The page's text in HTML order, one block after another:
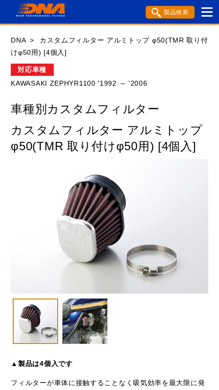
製品検索
車種検索
HONDA YAMAHA SUZUKI
KAWASAKI APRILIA BENELLI
BSA BUELL DUCATI GASGAS
GILERA HARLEY DAVIDSON
MV AGUSTA
ROYAL ENFIELD TM
DNA
カスタムフィルター アルミトップ φ50(TMR 取り付
けφ50用) [4個入]
対応車種
KAWASAKI ZEPHYR1100 '1992 ～ '2006
車種別カスタムフィルター
カスタムフィルター アルミトップ
φ50(TMR 取り付けφ50用) [4個入]
▲製品は4個入です
フィルターが車体に接触することなく吸気効率を最大限に発